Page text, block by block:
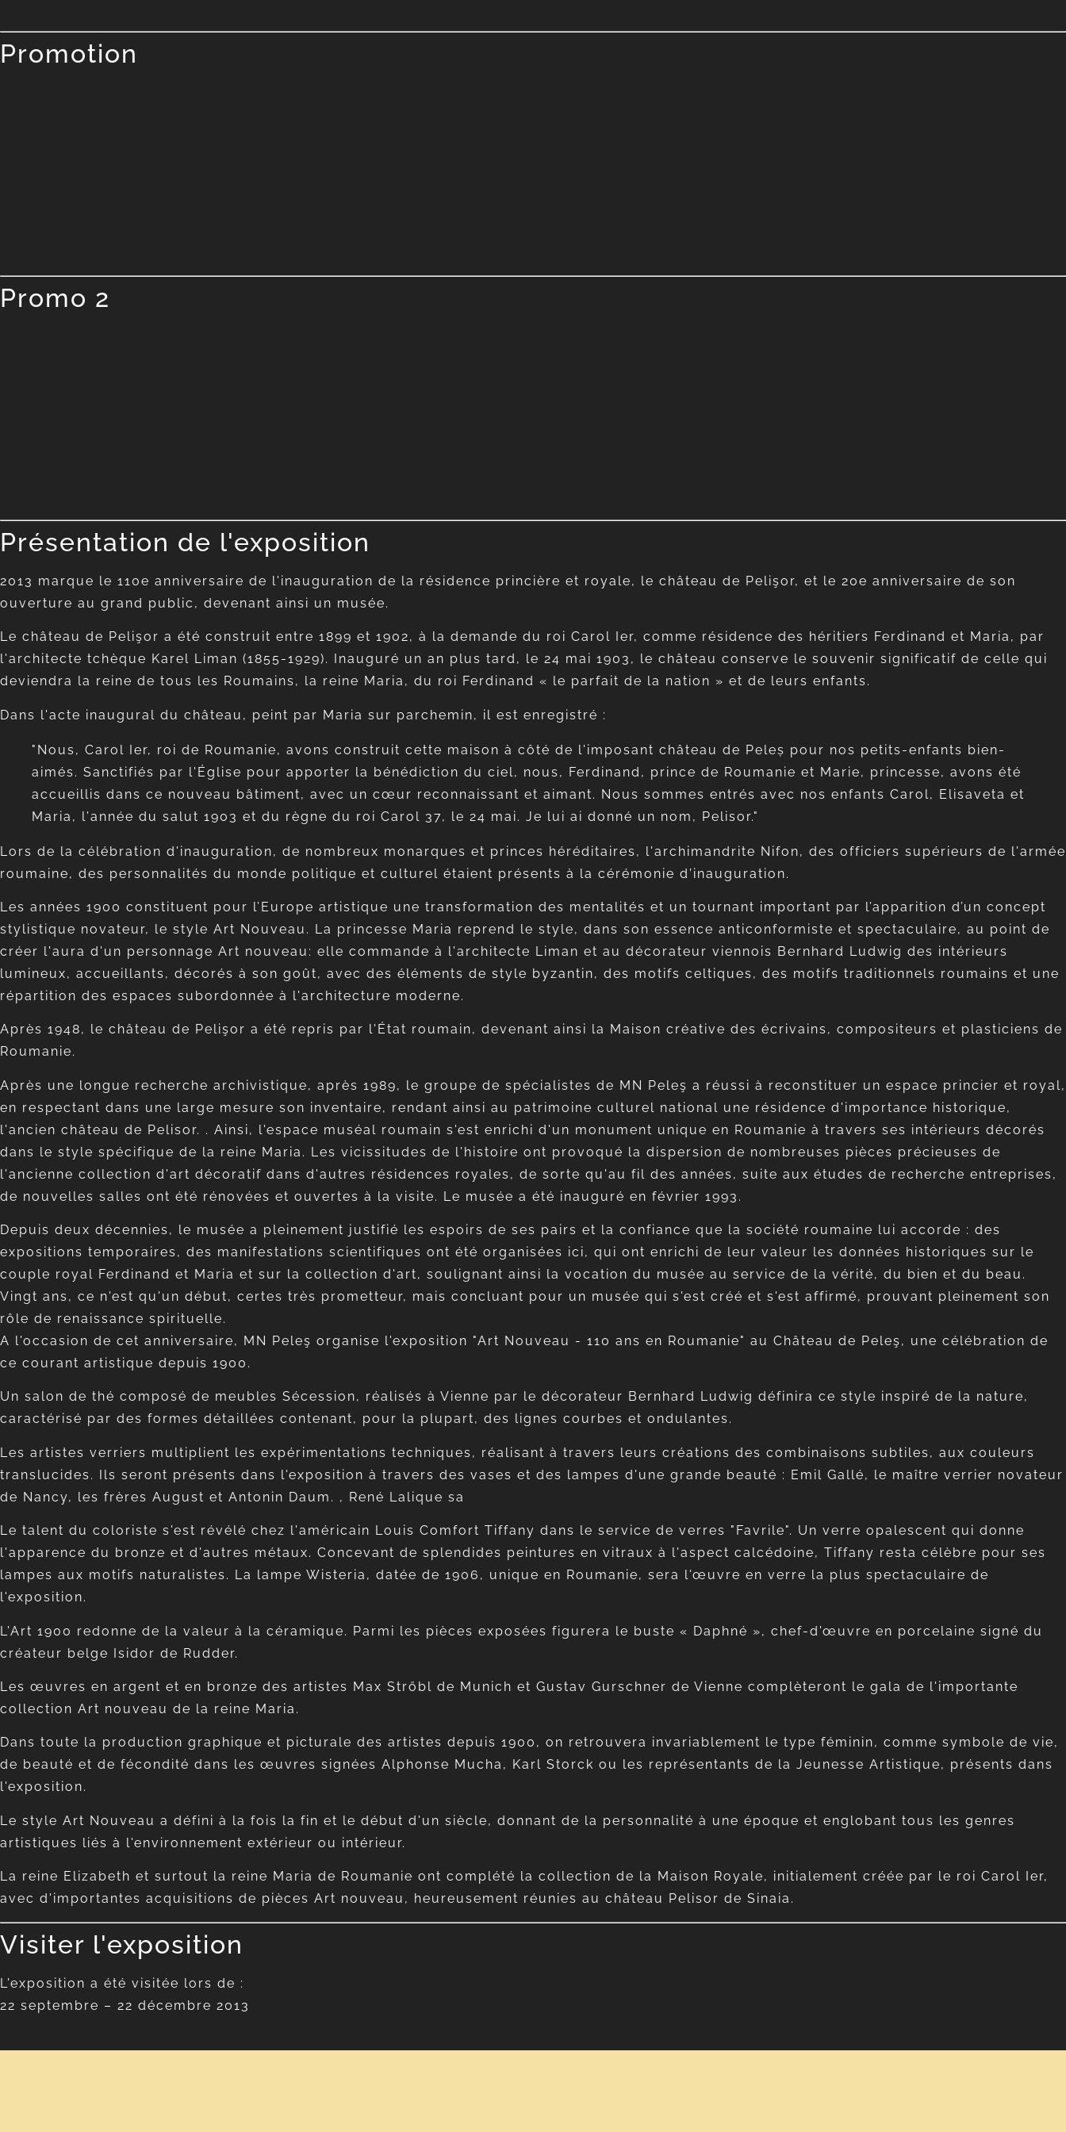
Promotion
Promo 2
Présentation de l'exposition
2013 marque le 110e anniversaire de l'inauguration de la résidence princière et royale, le château de Pelişor, et le 20e anniversaire de son
ouverture au grand public, devenant ainsi un musée.
Le château de Pelişor a été construit entre 1899 et 1902, à la demande du roi Carol Ier, comme résidence des héritiers Ferdinand et Maria, par
l'architecte tchèque Karel Liman (1855-1929). Inauguré un an plus tard, le 24 mai 1903, le château conserve le souvenir significatif de celle qui
deviendra la reine de tous les Roumains, la reine Maria, du roi Ferdinand « le parfait de la nation » et de leurs enfants.
Dans l'acte inaugural du château, peint par Maria sur parchemin, il est enregistré :
"Nous, Carol Ier, roi de Roumanie, avons construit cette maison à côté de l'imposant château de Peleș pour nos petits-enfants bien-
aimés. Sanctifiés par l'Église pour apporter la bénédiction du ciel, nous, Ferdinand, prince de Roumanie et Marie, princesse, avons été
accueillis dans ce nouveau bâtiment, avec un cœur reconnaissant et aimant. Nous sommes entrés avec nos enfants Carol, Elisaveta et
Maria, l'année du salut 1903 et du règne du roi Carol 37, le 24 mai. Je lui ai donné un nom, Pelisor."
Lors de la célébration d'inauguration, de nombreux monarques et princes héréditaires, l'archimandrite Nifon, des officiers supérieurs de l'armée
roumaine, des personnalités du monde politique et culturel étaient présents à la cérémonie d'inauguration.
Les années 1900 constituent pour l’Europe artistique une transformation des mentalités et un tournant important par l’apparition d’un concept
stylistique novateur, le style Art Nouveau. La princesse Maria reprend le style, dans son essence anticonformiste et spectaculaire, au point de
créer l'aura d'un personnage Art nouveau: elle commande à l'architecte Liman et au décorateur viennois Bernhard Ludwig des intérieurs
lumineux, accueillants, décorés à son goût, avec des éléments de style byzantin, des motifs celtiques, des motifs traditionnels roumains et une
répartition des espaces subordonnée à l'architecture moderne.
Après 1948, le château de Pelişor a été repris par l'État roumain, devenant ainsi la Maison créative des écrivains, compositeurs et plasticiens de
Roumanie.
Après une longue recherche archivistique, après 1989, le groupe de spécialistes de MN Peleş a réussi à reconstituer un espace princier et royal,
en respectant dans une large mesure son inventaire, rendant ainsi au patrimoine culturel national une résidence d'importance historique,
l'ancien château de Pelisor. . Ainsi, l'espace muséal roumain s'est enrichi d'un monument unique en Roumanie à travers ses intérieurs décorés
dans le style spécifique de la reine Maria. Les vicissitudes de l'histoire ont provoqué la dispersion de nombreuses pièces précieuses de
l'ancienne collection d'art décoratif dans d'autres résidences royales, de sorte qu'au fil des années, suite aux études de recherche entreprises,
de nouvelles salles ont été rénovées et ouvertes à la visite. Le musée a été inauguré en février 1993.
Depuis deux décennies, le musée a pleinement justifié les espoirs de ses pairs et la confiance que la société roumaine lui accorde : des
expositions temporaires, des manifestations scientifiques ont été organisées ici, qui ont enrichi de leur valeur les données historiques sur le
couple royal Ferdinand et Maria et sur la collection d'art, soulignant ainsi la vocation du musée au service de la vérité, du bien et du beau.
Vingt ans, ce n'est qu'un début, certes très prometteur, mais concluant pour un musée qui s'est créé et s'est affirmé, prouvant pleinement son
rôle de renaissance spirituelle.
A l'occasion de cet anniversaire, MN Peleş organise l'exposition "Art Nouveau - 110 ans en Roumanie" au Château de Peleş, une célébration de
ce courant artistique depuis 1900.
Un salon de thé composé de meubles Sécession, réalisés à Vienne par le décorateur Bernhard Ludwig définira ce style inspiré de la nature,
caractérisé par des formes détaillées contenant, pour la plupart, des lignes courbes et ondulantes.
Les artistes verriers multiplient les expérimentations techniques, réalisant à travers leurs créations des combinaisons subtiles, aux couleurs
translucides. Ils seront présents dans l'exposition à travers des vases et des lampes d'une grande beauté : Emil Gallé, le maître verrier novateur
de Nancy, les frères August et Antonin Daum. , René Lalique sa
Le talent du coloriste s'est révélé chez l'américain Louis Comfort Tiffany dans le service de verres "Favrile". Un verre opalescent qui donne
l'apparence du bronze et d'autres métaux. Concevant de splendides peintures en vitraux à l'aspect calcédoine, Tiffany resta célèbre pour ses
lampes aux motifs naturalistes. La lampe Wisteria, datée de 1906, unique en Roumanie, sera l'œuvre en verre la plus spectaculaire de
l'exposition.
L'Art 1900 redonne de la valeur à la céramique. Parmi les pièces exposées figurera le buste « Daphné », chef-d'œuvre en porcelaine signé du
créateur belge Isidor de Rudder.
Les œuvres en argent et en bronze des artistes Max Strőbl de Munich et Gustav Gurschner de Vienne complèteront le gala de l'importante
collection Art nouveau de la reine Maria.
Dans toute la production graphique et picturale des artistes depuis 1900, on retrouvera invariablement le type féminin, comme symbole de vie,
de beauté et de fécondité dans les œuvres signées Alphonse Mucha, Karl Storck ou les représentants de la Jeunesse Artistique, présents dans
l'exposition.
Le style Art Nouveau a défini à la fois la fin et le début d'un siècle, donnant de la personnalité à une époque et englobant tous les genres
artistiques liés à l'environnement extérieur ou intérieur.
La reine Elizabeth et surtout la reine Maria de Roumanie ont complété la collection de la Maison Royale, initialement créée par le roi Carol Ier,
avec d'importantes acquisitions de pièces Art nouveau, heureusement réunies au château Pelisor de Sinaia.
Visiter l'exposition
L'exposition a été visitée lors de :
22 septembre – 22 décembre 2013